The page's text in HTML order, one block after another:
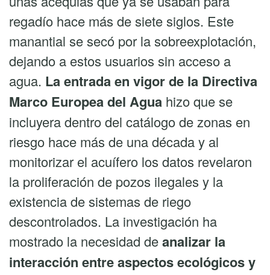
regadío hace más de siete siglos. Este
manantial se secó por la sobreexplotación,
dejando a estos usuarios sin acceso a
agua. La entrada en vigor de la Directiva
Marco Europea del Agua hizo que se
incluyera dentro del catálogo de zonas en
riesgo hace más de una década y al
monitorizar el acuífero los datos revelaron
la proliferación de pozos ilegales y la
existencia de sistemas de riego
descontrolados. La investigación ha
mostrado la necesidad deanalizar la
interacción entre aspectos ecológicos y